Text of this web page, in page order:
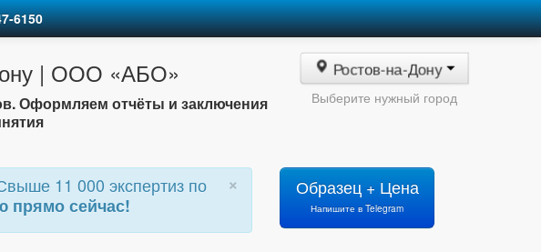
6150
| ООО «АБО»
Оформляем отчёты и заключения
Ростов-на-Дону
Выберите нужный город
×
11 000 экспертиз по
прямо сейчас!
Образец + Цена
Напишите в Telegram